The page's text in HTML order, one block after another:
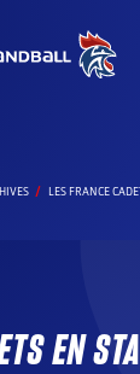
LES FRANCE
EN